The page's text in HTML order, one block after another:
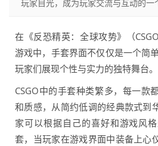
玩家目光，成为玩家交流与互动的一
在《反恐精英：全球攻势》（
游戏中，手套界面不仅仅是一个简
玩家们展现个性与实力的独特舞台。
CSGO中的手套种类繁多，每一款
和质感，从简约低调的经典款式到
家可以根据自己的喜好和游戏风
套，当玩家在游戏界面中装备上心